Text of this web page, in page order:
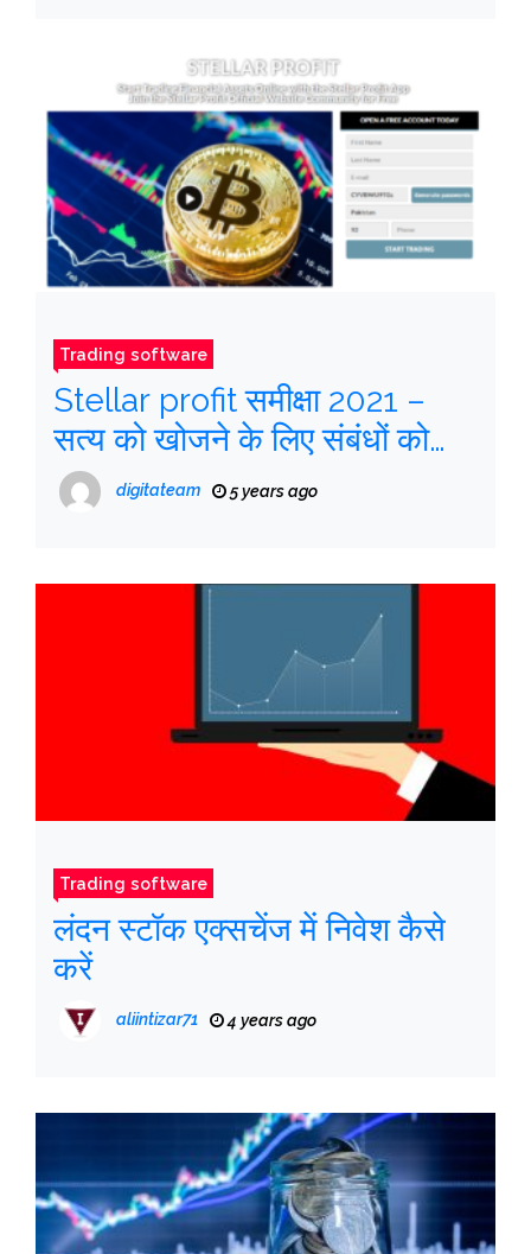
Trading software
Stellar profit समीक्षा 2021 –
सत्य को खोजने के लिए संबंधों को
खोलें
digitateam 5 years ago
Trading software
लंदन स्टॉक एक्सचेंज में निवेश कैसे
करें
aliintizar71 4 years ago